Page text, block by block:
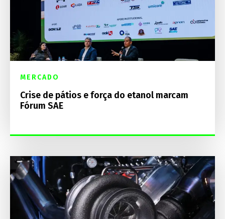
MERCADO
Crise de pátios e força do etanol marcam
Fórum SAE